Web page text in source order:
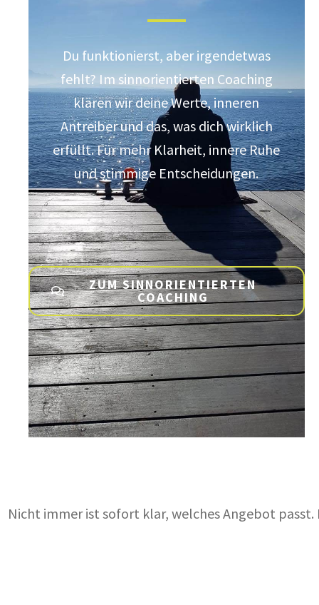
Du funktionierst, aber irgendetwas
fehlt? Im sinnorientierten Coaching
klären wir deine Werte, inneren
Antreiber und das, was dich wirklich
erfüllt. Für mehr Klarheit, innere Ruhe
und stimmige Entscheidungen.
ZUM SINNORIENTIERTEN
COACHING
Nicht immer ist sofort klar, welches Angebot